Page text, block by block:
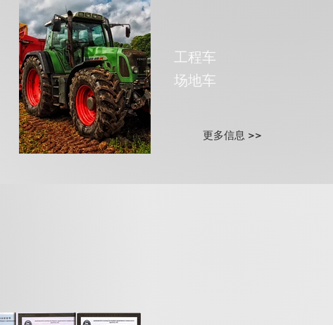
工程车
​场地车​
更多信息 >>